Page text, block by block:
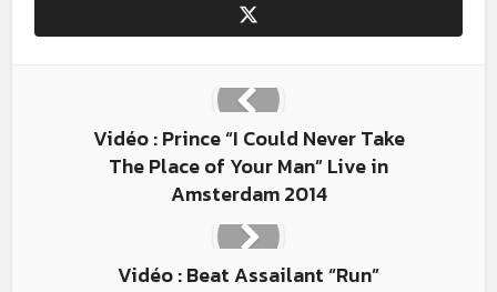
Vidéo : Prince “I Could Never Take
The Place of Your Man” Live in
Amsterdam 2014
Vidéo : Beat Assailant “Run”